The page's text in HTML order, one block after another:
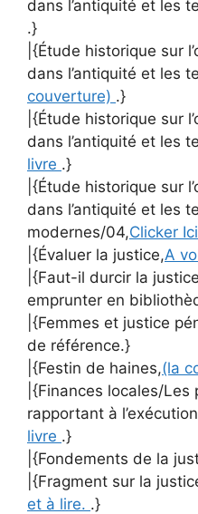
dans l’antiquité et les
.}
|{Étude historique sur
dans l’antiquité et les
couverture) .}
|{Étude historique sur
dans l’antiquité et les
livre .}
|{Étude historique sur
dans l’antiquité et les
modernes/04,Clicker Ici
|{Évaluer la justice,A
|{Faut-il durcir la
emprunter en
|{Femmes et justice
de référence.}
|{Festin de haines,(la
|{Finances locales/Les
rapportant à
livre .}
|{Fondements de la
|{Fragment sur la
et à lire. .}